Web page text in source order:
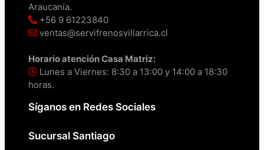
Araucanía.
+56 9 61223840
ventas@servifrenosvillarrica.cl
Horario atención Casa Matriz:
Lunes a Viernes: 8:30 a 13:00 y 14:00 a 18:30
horas.
Síganos en Redes Sociales
Sucursal Santiago